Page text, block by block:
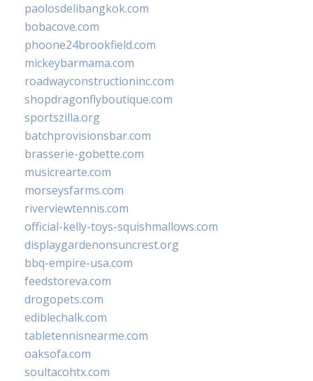
paolosdelibangkok.com
bobacove.com
phoone24brookfield.com
mickeybarmama.com
roadwayconstructioninc.com
shopdragonflyboutique.com
sportszilla.org
batchprovisionsbar.com
brasserie-gobette.com
musicrearte.com
morseysfarms.com
riverviewtennis.com
official-kelly-toys-squishmallows.com
displaygardenonsuncrest.org
bbq-empire-usa.com
feedstoreva.com
drogopets.com
ediblechalk.com
tabletennisnearme.com
oaksofa.com
soultacohtx.com